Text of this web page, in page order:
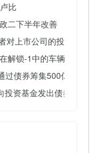
比
二下半年改善
上市公司的投资投诉
解锁-1中的车辆销售说
债券筹集500亿卢比
资基金发出债券提高